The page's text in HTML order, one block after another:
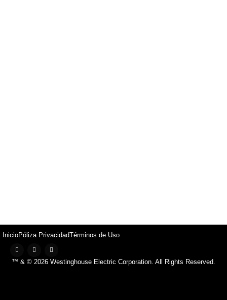
InicioPóliza PrivacidadTérminos de Uso
™ & © 2026 Westinghouse Electric Corporation. All Rights Reserved.